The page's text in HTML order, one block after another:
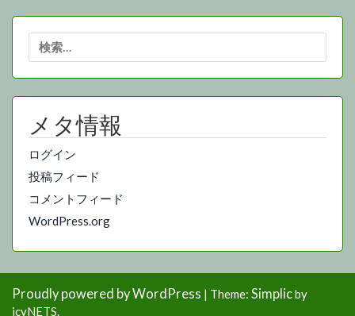
索:
メタ情報
ログイン
投稿フィード
コメントフィード
WordPress.org
Proudly powered by WordPress | Theme: Simplicby
icyNETS.